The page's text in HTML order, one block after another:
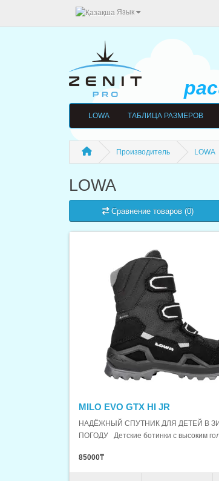
Язык
LOWA ТАБЛИЦА РАЗМЕРОВ
Производитель LOWA
LOWA
Сравнение товаров (0)
MILO EVO GTX HI JR
НАДЁЖНЫЙ СПУТНИК ДЛЯ ДЕТЕЙ В
ПОГОДУ Детские ботинки с высоким
85000₸